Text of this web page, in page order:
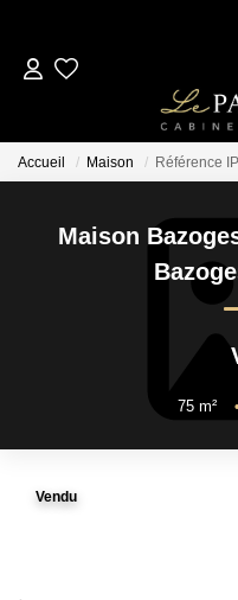
NOS
Accueil Maison Référence
Maison
75 m² •
Vendu